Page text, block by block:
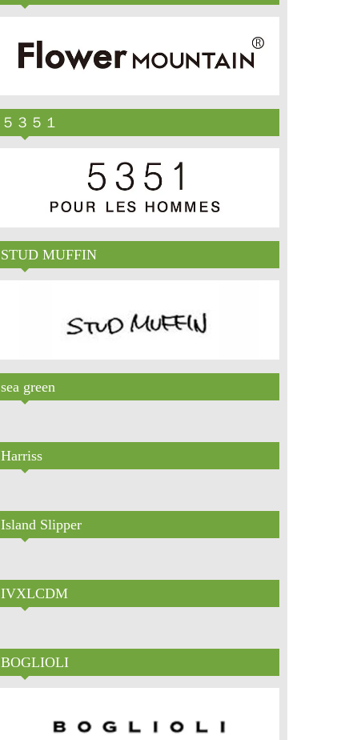
５３５１
STUD MUFFIN
sea green
Harriss
Island Slipper
IVXLCDM
BOGLIOLI